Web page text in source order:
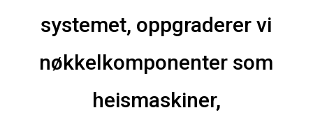
systemet, oppgraderer vi
nøkkelkomponenter som
heismaskiner,